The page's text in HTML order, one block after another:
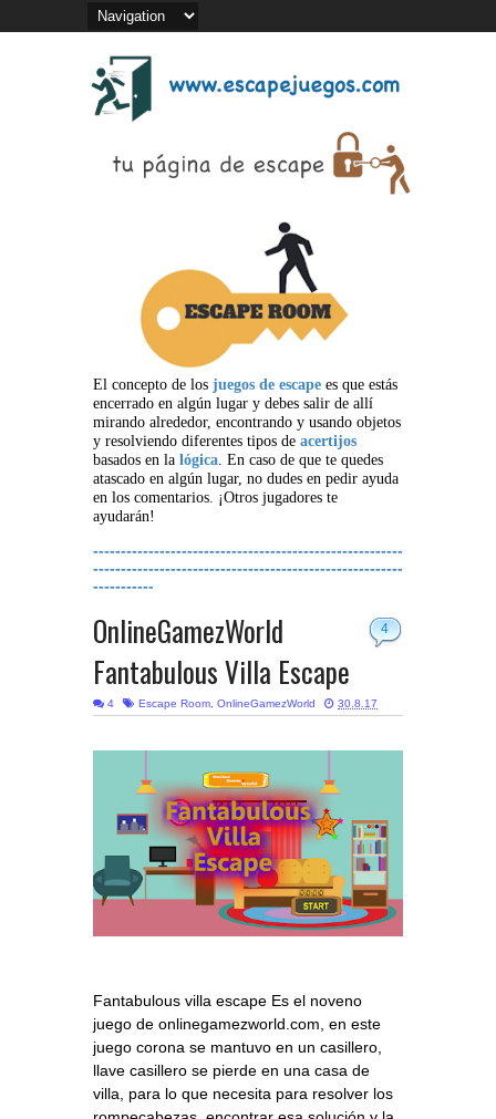
El concepto de los juegos de escape es que estás
encerrado en algún lugar y debes salir de allí
mirando alrededor, encontrando y usando objetos
y resolviendo diferentes tipos de acertijos
basados en la lógica. En caso de que te quedes
atascado en algún lugar, no dudes en pedir ayuda
en los comentarios. ¡Otros jugadores te
ayudarán!
--------------------------------------------------------
--------------------------------------------------------
-----------
4
OnlineGamezWorld
Fantabulous Villa Escape
4 Escape Room, OnlineGamezWorld 30.8.17
Fantabulous villa escape Es el noveno
juego de onlinegamezworld.com, en este
juego corona se mantuvo en un casillero,
llave casillero se pierde en una casa de
villa, para lo que necesita para resolver los